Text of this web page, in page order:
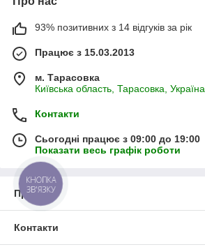
93% позитивних з 14 відгуків за рік
Працює з 15.03.2013
м. Тарасовка
Київська область, Тарасовка, Україна
Контакти
Сьогодні працює з 09:00 до 19:00
Показати весь графік роботи
Про нас
Контакти
КНОПКА
ЗВ'ЯЗКУ